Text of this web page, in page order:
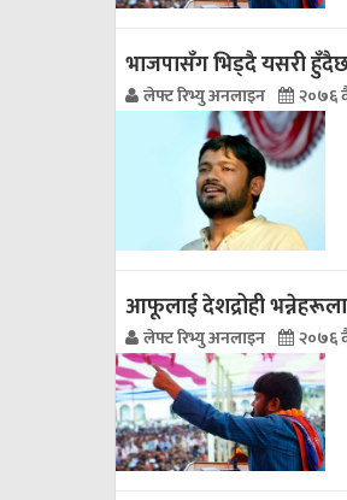
भाजपासँग भिड्दै यसरी
लेफ्ट रिभ्यु अनलाइन २०७६
आफूलाई देशद्रोही
लेफ्ट रिभ्यु अनलाइन २०७६